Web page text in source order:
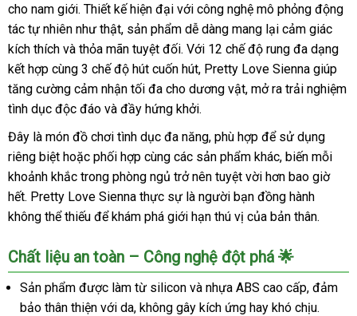
cho nam giới. Thiết kế hiện đại với công nghệ mô phỏng động
tác tự nhiên như thật, sản phẩm dễ dàng mang lại cảm giác
kích thích và thỏa mãn tuyệt đối. Với 12 chế độ rung đa dạng
kết hợp cùng 3 chế độ hút cuốn hút, Pretty Love Sienna giúp
tăng cường cảm nhận tối đa cho dương vật, mở ra trải nghiệm
tình dục độc đáo và đầy hứng khởi.
Đây là món đồ chơi tình dục đa năng, phù hợp để sử dụng
riêng biệt hoặc phối hợp cùng các sản phẩm khác, biến mỗi
khoảnh khắc trong phòng ngủ trở nên tuyệt vời hơn bao giờ
hết. Pretty Love Sienna thực sự là người bạn đồng hành
không thể thiếu để khám phá giới hạn thú vị của bản thân.
Chất liệu an toàn – Công nghệ đột phá 🌟
Sản phẩm được làm từ silicon và nhựa ABS cao cấp, đảm
bảo thân thiện với da, không gây kích ứng hay khó chịu.